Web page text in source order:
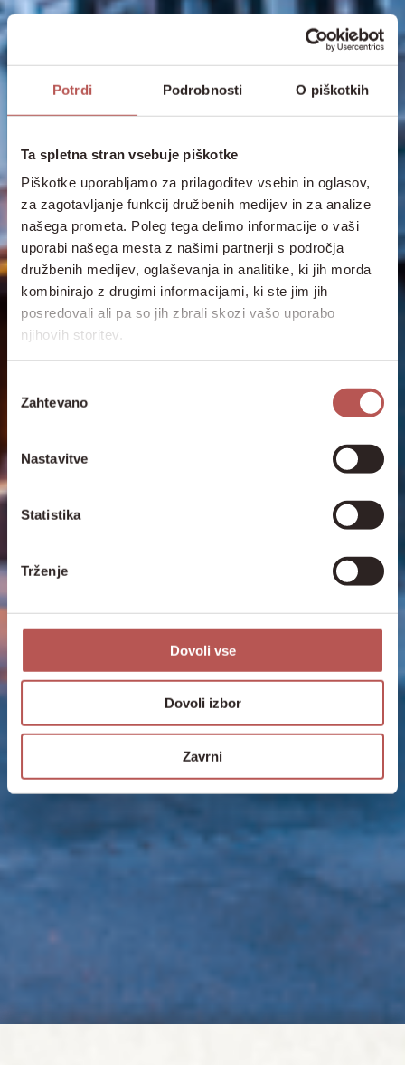
Potrdi Podrobnosti O piškotkih
Ta spletna stran vsebuje piškotke
Piškotke uporabljamo za prilagoditev vsebin in oglasov,
za zagotavljanje funkcij družbenih medijev in za analize
našega prometa. Poleg tega delimo informacije o vaši
uporabi našega mesta z našimi partnerji s področja
družbenih medijev, oglaševanja in analitike, ki jih morda
kombinirajo z drugimi informacijami, ki ste jim jih
posredovali ali pa so jih zbrali skozi vašo uporabo
njihovih storitev.
soglasja
Zahtevano
Nastavitve
Statistika
Trženje
Dovoli vse
Dovoli izbor
Zavrni